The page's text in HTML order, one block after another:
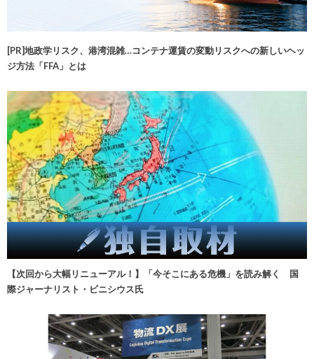
[PR]地政学リスク、港湾混雑…コンテナ運賃の変動リスクへの新しいヘッ
ジ方法「FFA」とは
【次回から大幅リニューアル！】「今そこにある危機」を読み解く 国
際ジャーナリスト・ビニシウス氏